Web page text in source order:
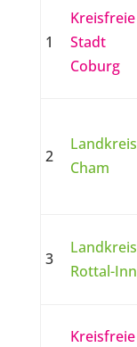
1
Kreisfreie
Stadt
Coburg
2
Landkreis
Cham
3
Landkreis
Rottal-Inn
Kreisfreie